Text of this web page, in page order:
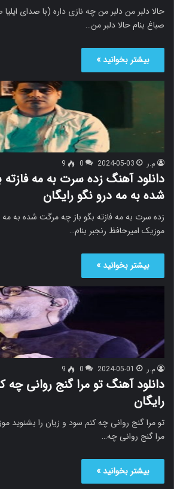
حالا دلبر من دلبر من چه نازی داره (با صدای
صباغ بنام حالا دلبر من…
بیشتر بخوانید »
م.ر 2024-05-03
0
9
دانلود آهنگ زده سرت به مه
شده به مه درو نگو رایگان
زده سرت به مه فازته بگو باز چه مرگت شده به
موزیک امیرحافظ رنجبر بنام…
بیشتر بخوانید »
م.ر 2024-05-01
0
9
دانلود آهنگ تو مرا گنج روانی چه
رایگان
تو مرا گنج روانی چه کنم سود و زیان را بشنوید
مرا گنج روانی چه…
بیشتر بخوانید »